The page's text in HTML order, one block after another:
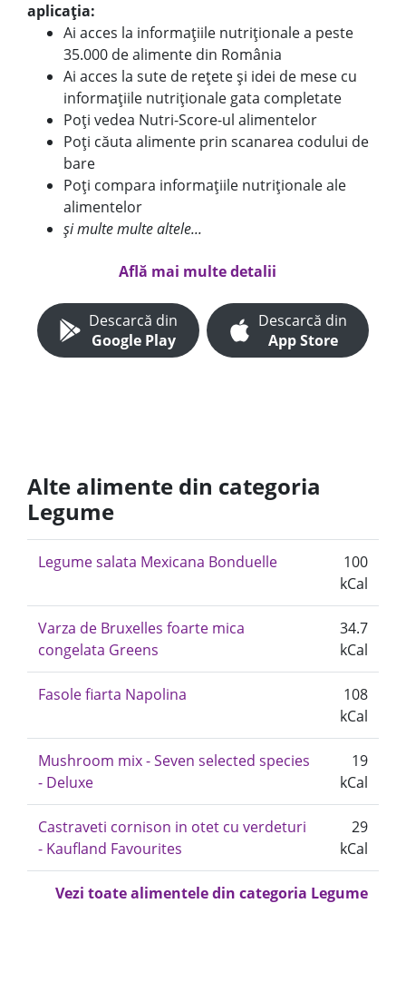
aplicația:
Ai acces la informațiile nutriționale a peste
35.000 de alimente din România
Ai acces la sute de rețete și idei de mese cu
informațiile nutriționale gata completate
Poți vedea Nutri-Score-ul alimentelor
Poți căuta alimente prin scanarea codului de
bare
Poți compara informațiile nutriționale ale
alimentelor
și multe multe altele...
Află mai multe detalii
Descarcă din
Google Play
Descarcă din
App Store
Alte alimente din categoria
Legume
Legume salata Mexicana Bonduelle
100
kCal
Varza de Bruxelles foarte mica
congelata Greens
34.7
kCal
Fasole fiarta Napolina
108
kCal
Mushroom mix - Seven selected species
- Deluxe
19
kCal
Castraveti cornison in otet cu verdeturi
- Kaufland Favourites
29
kCal
Vezi toate alimentele din categoria Legume